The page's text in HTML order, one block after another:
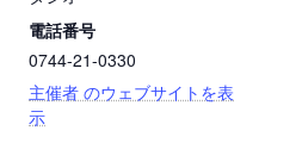
電話番号
0744-21-0330
主催者 のウェブサイトを表
示